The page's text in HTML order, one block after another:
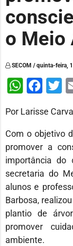
o Meio
SECOM / quinta-feira,
Por Larisse
Com o objetivo
promover a
importância do
secretaria do
alunos e
Barbosa,
plantio de
promover
ambiente.